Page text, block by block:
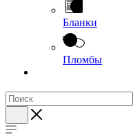
Бланки
Пломбы